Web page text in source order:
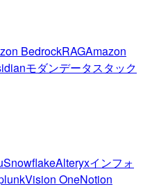
BedrockRAGAmazon
モダンデータスタック
SnowflakeAlteryxインフォ
Vision OneNotion